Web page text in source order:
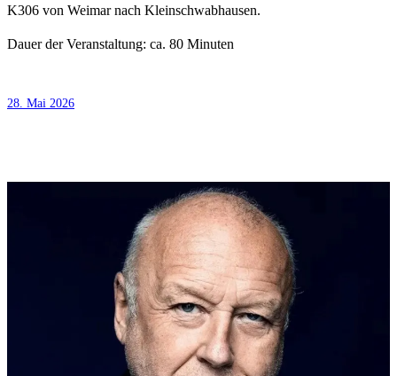
K306 von Weimar nach Kleinschwabhausen.
Dauer der Veranstaltung: ca. 80 Minuten
28. Mai 2026